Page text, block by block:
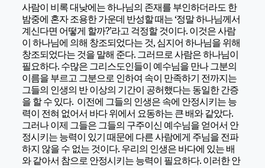
사람이 비록 대낮에는 하나님의 존재를 부인하더라도 한
밤중에 혼자 조용한 가운데 반성할 때는 ‘정말 하나님께서
계신다면 어떻게 할까?’라고 걱정할 것이다. 이것은 사람
이 하나님에 의해 창조되었다는 것, 심지어 하나님을 위해
창조되었다는 것을 말해 준다. 그러므로 사람은 하나님이
필요하다. 수많은 그리스도인들이 예수님을 만나 그분의
이름을 부르고 그분으로 인하여 속이 만족하기 전까지는
그들의 인생의 반 이상의 기간이 공허했다는 동일한 간증
을 할 수 있다. 이전에 그들의 인생은 속에 안정시키는 능
력이 전혀 없어서 바다 위에서 요동하는 큰 배와 같았다.
그러나 이제 그들은 그들의 구주이신 예수님을 얻어서 안
정시키는 능력이 있기 때문에 다른 사람에게 주님을 전파
하지 않을 수 없는 것이다. 우리의 인생은 바다에 있는 배
와 같아서 참으로 안정시키는 능력이 필요하다. 이러한 안